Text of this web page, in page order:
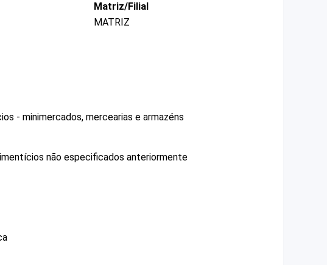
Matriz/Filial
MATRIZ
- minimercados, mercearias e armazéns
não especificados anteriormente